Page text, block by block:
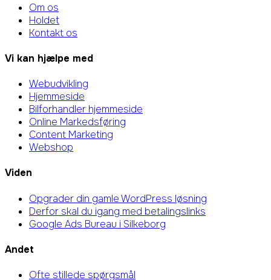
Om os
Holdet
Kontakt os
Vi kan hjælpe med
Webudvikling
Hjemmeside
Bilforhandler hjemmeside
Online Markedsføring
Content Marketing
Webshop
Viden
Opgrader din gamle WordPress løsning
Derfor skal du igang med betalingslinks
Google Ads Bureau i Silkeborg
Andet
Ofte stillede spørgsmål